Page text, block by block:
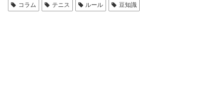
コラム
テニス ルール 豆知識